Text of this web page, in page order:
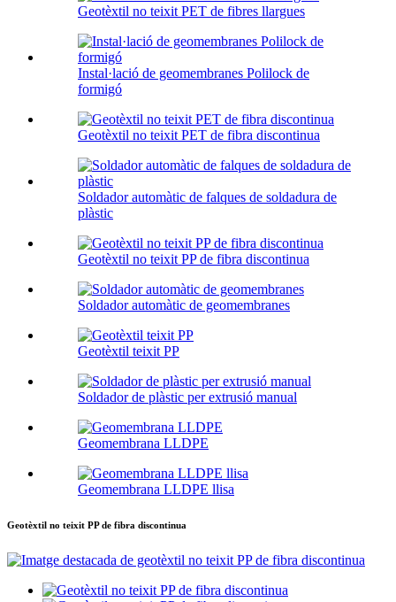
Geotèxtil no teixit PET de fibres llargues
Instal·lació de geomembranes Polilock de
formigó
Geotèxtil no teixit PET de fibra discontinua
Soldador automàtic de falques de soldadura de
plàstic
Geotèxtil no teixit PP de fibra discontinua
Soldador automàtic de geomembranes
Geotèxtil teixit PP
Soldador de plàstic per extrusió manual
Geomembrana LLDPE
Geomembrana LLDPE llisa
Geotèxtil no teixit PP de fibra discontinua